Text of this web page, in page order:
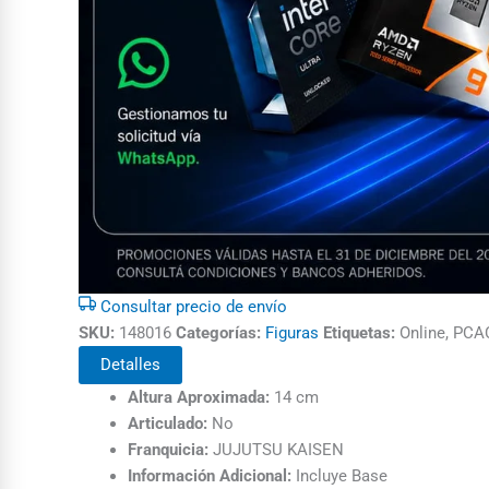
Consultar precio de envío
SKU: 148016 Categorías: Figuras Etiquetas: Online,
Detalles
Altura Aproximada: 14 cm
Articulado: No
Franquicia: JUJUTSU KAISEN
Información Adicional: Incluye Base